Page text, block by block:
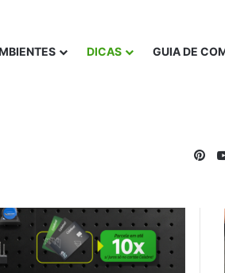
DICAS GUIA DE